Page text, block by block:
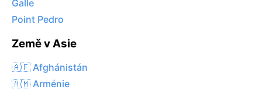
Galle
Point Pedro
Země v Asie
🇦🇫 Afghánistán
🇦🇲 Arménie